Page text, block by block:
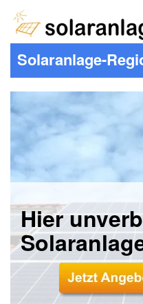
Solaranlage-
Hier